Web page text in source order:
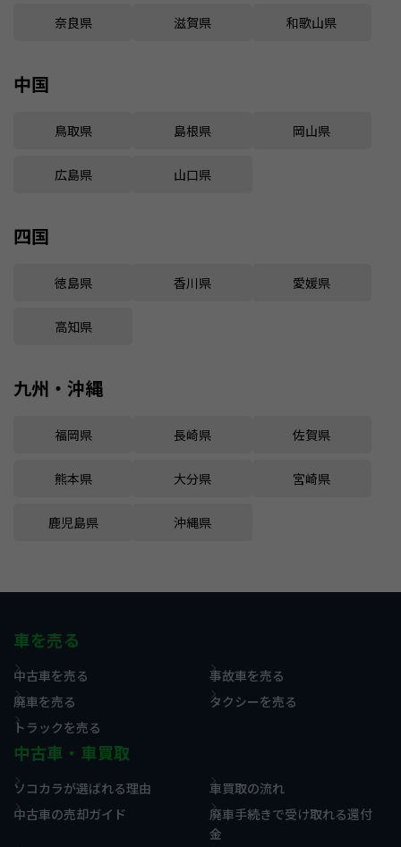
奈良県 滋賀県 和歌山県
中国
鳥取県 島根県 岡山県
広島県 山口県
四国
徳島県 香川県 愛媛県
高知県
九州・沖縄
福岡県 長崎県 佐賀県
熊本県 大分県 宮崎県
鹿児島県 沖縄県
車を売る
中古車を売る
事故車を売る
廃車を売る
タクシーを売る
トラックを売る
中古車・車買取
ソコカラが選ばれる理由
車買取の流れ
中古車の売却ガイド
廃車手続きで受け取れる還付
金